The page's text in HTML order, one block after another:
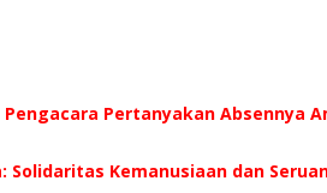
Pertanyakan Absennya
Solidaritas Kemanusiaan dan